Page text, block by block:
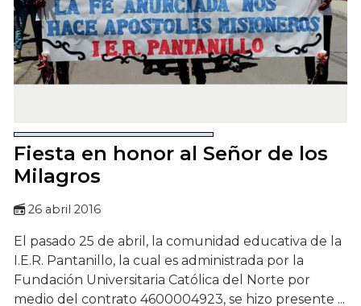
Fiesta en honor al Señor de los
Milagros
26 abril 2016
El pasado 25 de abril, la comunidad educativa de la
I.E.R. Pantanillo, la cual es administrada por la
Fundación Universitaria Católica del Norte por
medio del contrato 4600004923, se hizo presente ...